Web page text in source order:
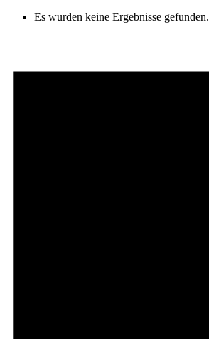
Es wurden keine Ergebnisse gefunden.